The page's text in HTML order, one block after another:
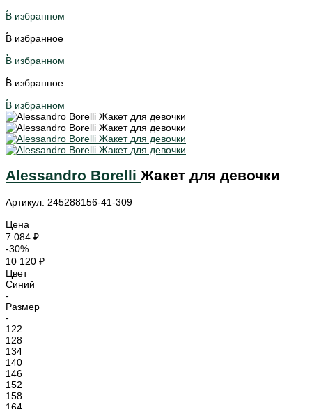
В избранном
В избранное
В избранном
В избранное
В избранном
Alessandro Borelli Жакет для девочки
Артикул: 245288156-41-309
Цена
7 084 ₽
-30%
10 120 ₽
Цвет
Синий
-
Размер
-
122
128
134
140
146
152
158